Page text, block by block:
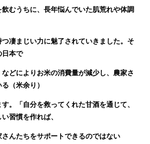
むうちに、長年悩んでいた肌荒れや体調
凄まじい力に魅了されていきました。 そ
日本で
などによりお米の消費量が減少し、農家さ
（米余り）
。「自分を救ってくれた甘酒を通じて、
習慣を作れば、
んたちをサポートできるのではない